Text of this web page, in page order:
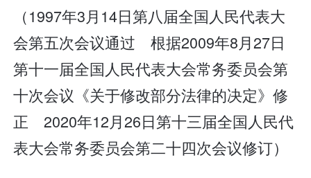
（1997年3月14日第八届全国人民代表大
会第五次会议通过 根据2009年8月27日
第十一届全国人民代表大会常务委员会第
十次会议《关于修改部分法律的决定》修
正 2020年12月26日第十三届全国人民代
表大会常务委员会第二十四次会议修订）